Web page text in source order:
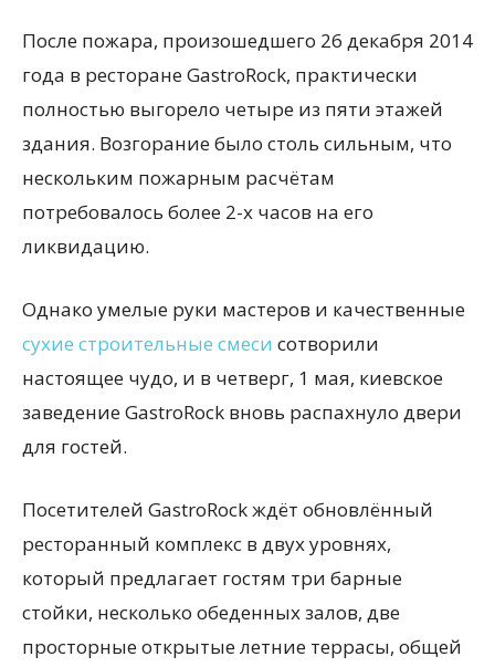
После пожара, произошедшего 26 декабря 2014
года в ресторане GastroRock, практически
полностью выгорело четыре из пяти этажей
здания. Возгорание было столь сильным, что
нескольким пожарным расчётам
потребовалось более 2-х часов на его
ликвидацию.
Однако умелые руки мастеров и качественные
сухие строительные смеси сотворили
настоящее чудо, и в четверг, 1 мая, киевское
заведение GastroRock вновь распахнуло двери
для гостей.
Посетителей GastroRock ждёт обновлённый
ресторанный комплекс в двух уровнях,
который предлагает гостям три барные
стойки, несколько обеденных залов, две
просторные открытые летние террасы, общей